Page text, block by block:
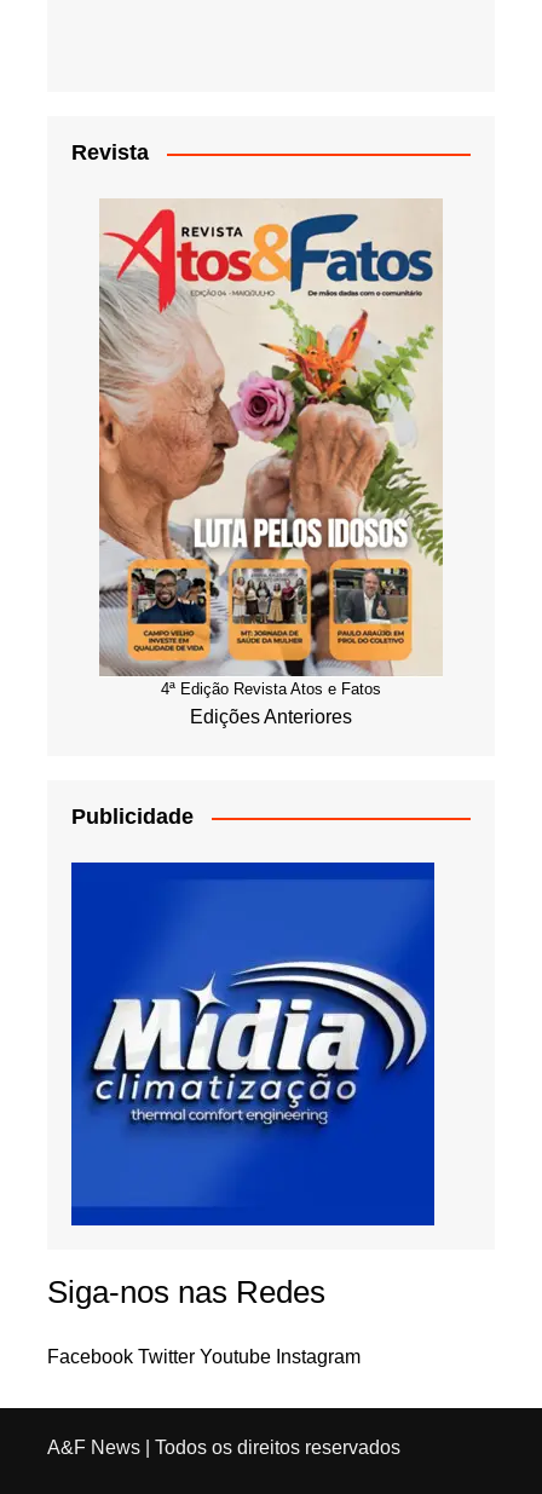
Revista
4ª Edição Revista Atos e Fatos
Edições Anteriores
Publicidade
Siga-nos nas Redes
Facebook Twitter Youtube Instagram
A&F News| Todos os direitos reservados